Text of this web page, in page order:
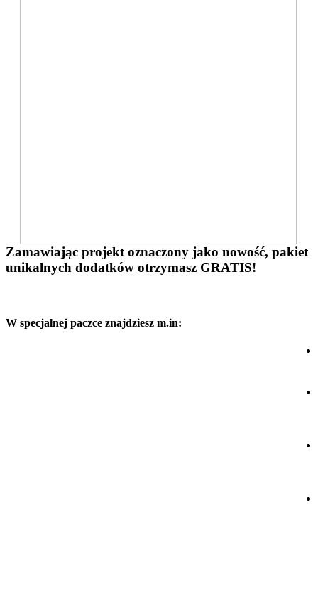
Zamawiając projekt oznaczony jako nowość, pakiet
unikalnych dodatków otrzymasz GRATIS!
W specjalnej paczce znajdziesz m.in: